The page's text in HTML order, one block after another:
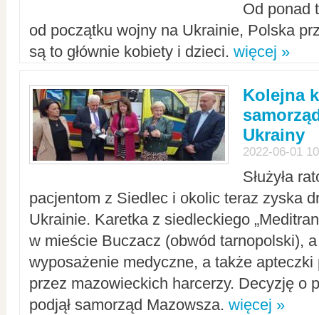
Od ponad
od początku wojny na Ukrainie, Polska
są to głównie kobiety i dzieci. więcej »
Kolejna
Ukrainy
2022-06-01
Służyła
pacjentom z Siedlec i okolic teraz zyska
Ukrainie. Karetka z siedleckiego
w mieście Buczacz (obwód tarnopolski),
wyposażenie medyczne, a także apteczki
przez mazowieckich harcerzy. Decyzję o
podjął samorząd Mazowsza. więcej »